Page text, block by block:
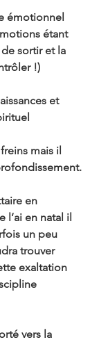
émotionnel
étant
sortir et la
!)
et
mais il
en
l’ai en natal il
un peu
trouver
exaltation
vers la